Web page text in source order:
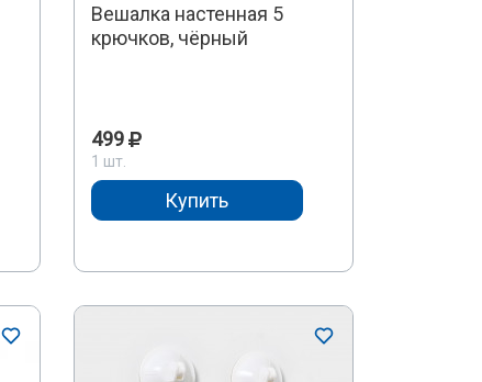
Вешалка настенная 5
крючков, чёрный
499
1 шт.
Купить